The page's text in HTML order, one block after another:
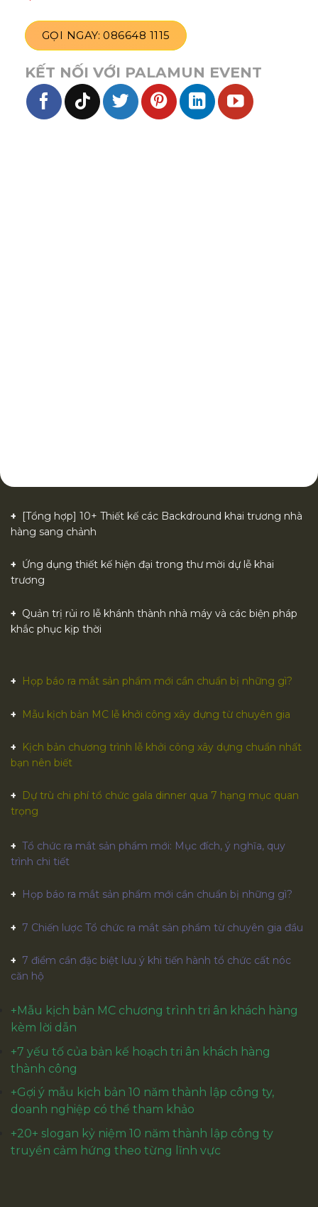
GỌI NGAY: 086648 1115
KẾT NỐI VỚI PALAMUN EVENT
[Tổng hợp] 10+ Thiết kế các Backdround khai trương nhà
hàng sang chảnh
Ứng dụng thiết kế hiện đại trong thư mời dự lễ khai
trương
Quản trị rủi ro lễ khánh thành nhà máy và các biện pháp
khắc phục kịp thời
Họp báo ra mắt sản phẩm mới cần chuẩn bị những gì?
Mẫu kịch bản MC lễ khởi công xây dựng từ chuyên gia
Kịch bản chương trình lễ khởi công xây dựng chuẩn nhất
bạn nên biết
Dự trù chi phí tổ chức gala dinner qua 7 hạng mục quan
trọng
Tổ chức ra mắt sản phẩm mới: Mục đích, ý nghĩa, quy
trình chi tiết
Họp báo ra mắt sản phẩm mới cần chuẩn bị những gì?
7 Chiến lược Tổ chức ra mắt sản phẩm từ chuyên gia đầu
7 điểm cần đặc biệt lưu ý khi tiến hành tổ chức cất nóc
căn hộ
+ Mẫu kịch bản MC chương trình tri ân khách hàng
kèm lời dẫn
+7 yếu tố của bản kế hoạch tri ân khách hàng
thành công
+Gợi ý mẫu kịch bản 10 năm thành lập công ty,
doanh nghiệp có thể tham khảo
+20+ slogan kỷ niệm 10 năm thành lập công ty
truyền cảm hứng theo từng lĩnh vực